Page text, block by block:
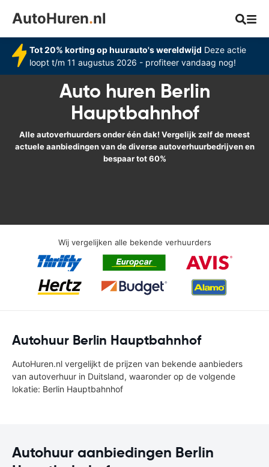
AutoHuren.nl
Tot 20% korting op huurauto's wereldwijd Deze actie
loopt t/m 11 augustus 2026 - profiteer vandaag nog!
Auto huren Berlin
Hauptbahnhof
Alle autoverhuurders onder één dak! Vergelijk zelf de meest
actuele aanbiedingen van de diverse autoverhuurbedrijven en
bespaar tot 60%
Wij vergelijken alle bekende verhuurders
Autohuur Berlin Hauptbahnhof
AutoHuren.nl vergelijkt de prijzen van bekende aanbieders
van autoverhuur in Duitsland, waaronder op de volgende
lokatie: Berlin Hauptbahnhof
Autohuur aanbiedingen Berlin